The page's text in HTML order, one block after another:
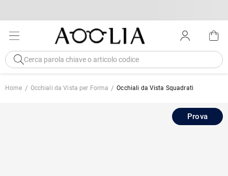
Home Occhiali da Vista per Forma Occhiali da Vista Squadrati
Prova